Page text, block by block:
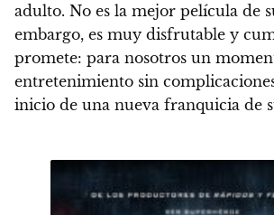
adulto. No es la mejor película de
embargo, es muy disfrutable y
promete: para nosotros un
entretenimiento sin
inicio de una nueva franquicia de